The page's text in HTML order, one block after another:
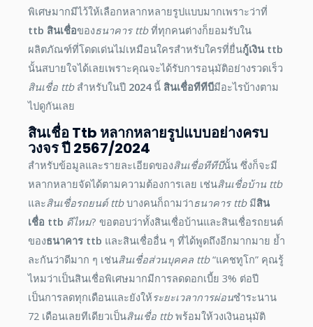
พิเศษมากมีไว้ให้เลือกหลากหลายรูปแบบมากเพราะว่าที่
ttb สินเชื่อของธนาคาร ttbที่ทุกคนต่างก็ยอมรับใน
ผลิตภัณฑ์ที่โดดเด่นไม่เหมือนใครสำหรับใครที่ยื่นกู้เงิน ttb
นั้นสบายใจได้เลยเพราะคุณจะได้รับการอนุมัติอย่างรวดเร็ว
สินเชื่อ ttbสำหรับในปี 2024นี้ สินเชื่อทีทีบีมีอะไรบ้างตาม
ไปดูกันเลย
สินเชื่อ Ttb หลากหลายรูปแบบอย่างครบ
วงจร ปี2567/2024
สำหรับข้อมูลและรายละเอียดของสินเชื่อทีทีบีนั้น ซึ่งก็จะมี
หลากหลายจัดได้ตามความต้องการเลย เช่นสินเชื่อบ้าน ttb
และสินเชื่อรถยนต์ ttbบางคนก็ถามว่าธนาคาร ttbมีสิน
เชื่อ ttb ดีไหม? ขอตอบว่าทั้งสินเชื่อบ้านและสินเชื่อรถยนต์
ของธนาคาร ttb และสินเชื่ออื่น ๆ ที่ได้พูดถึงอีกมากมาย ย้ำ
ละกันว่าดีมาก ๆ เช่นสินเชื่อส่วนบุคคล ttb“แคชทูโก” คุณรู้
ไหมว่าเป็นสินเชื่อพิเศษมากมีการลดดอกเบี้ย 3% ต่อปี
เป็นการลดทุกเดือนและยังให้ระยะเวลาการผ่อนชำระนาน
72 เดือนเลยทีเดียวเป็นสินเชื่อ ttbพร้อมให้วงเงินอนุมัติ